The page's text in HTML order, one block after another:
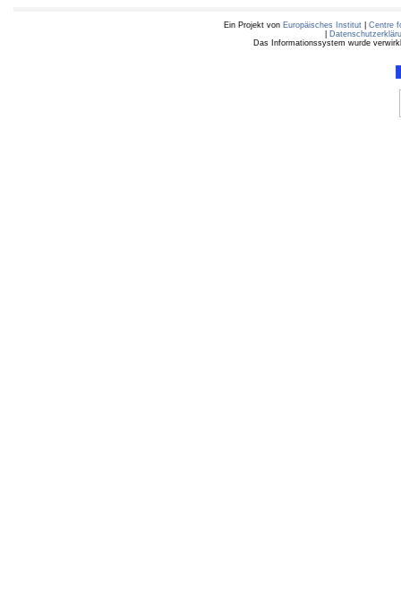
Ein Projekt von Europäisches Institut
Centre
Das Informationssystem wurde